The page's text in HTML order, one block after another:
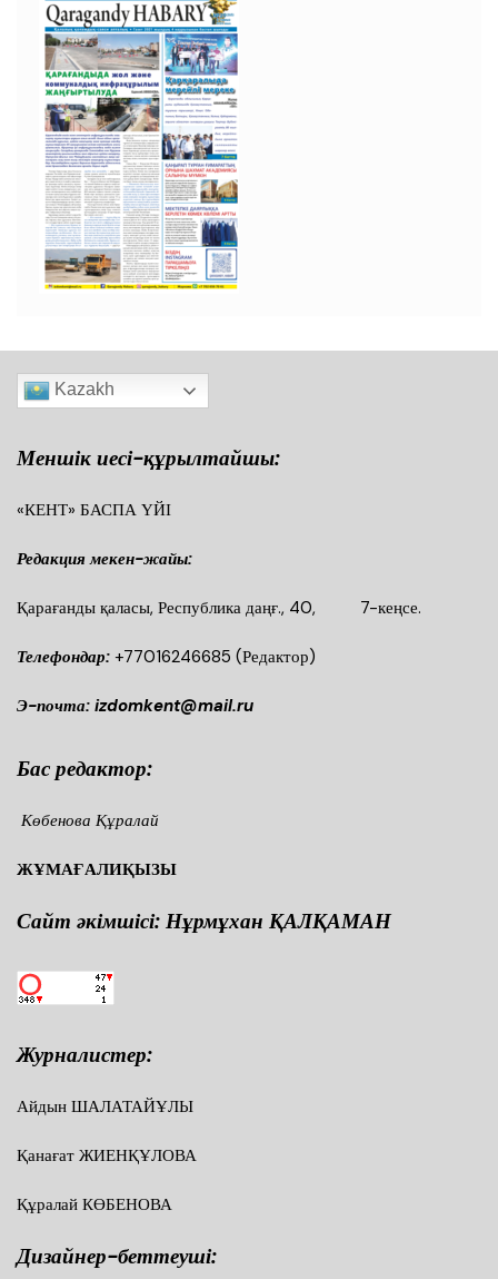
Kazakh
Меншік иесі-құрылтайшы:
«КЕНТ» БАСПА ҮЙІ
Редакция мекен-жайы:
Қарағанды қаласы, Республика даңғ., 40, 7-кеңсе.
Телефондар: +77016246685 (Редактор)
Э-почта: izdomkent@mail.ru
Бас редактор:
Көбенова Құралай
ЖҰМАҒАЛИҚЫЗЫ
Сайт әкімшісі: Нұрмұхан ҚАЛҚАМАН
Журналистер:
Айдын ШАЛАТАЙҰЛЫ
Қанағат ЖИЕНҚҰЛОВА
Құралай КӨБЕНОВА
Дизайнер-беттеуші: